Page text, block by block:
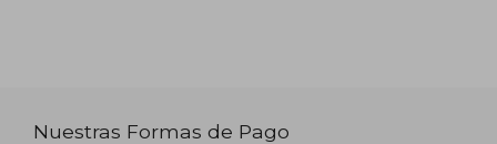
Nuestras Formas de Pago